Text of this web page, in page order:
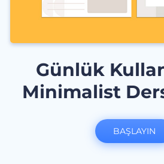
Günlük
Minimalist
BAŞLAYIN